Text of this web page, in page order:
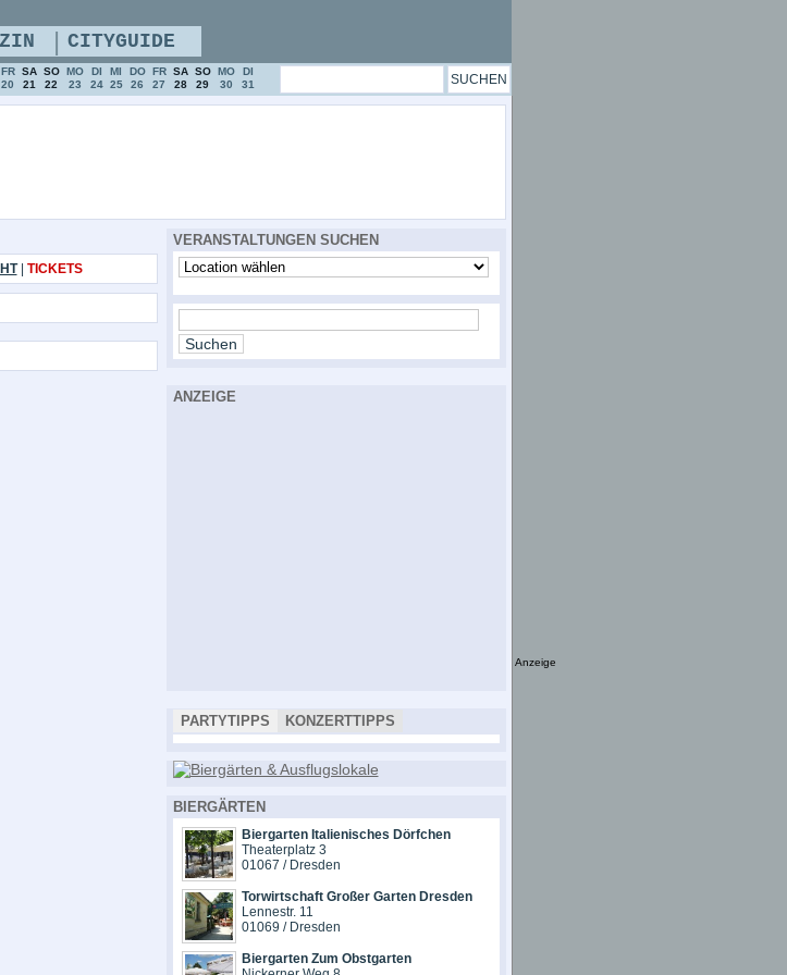
| TICKETS
VERANSTALTUNGEN SUCHEN
ANZEIGE
PARTYTIPPS KONZERTTIPPS
BIERGÄRTEN
Biergarten Italienisches Dörfchen
Theaterplatz 3
01067 / Dresden
Torwirtschaft Großer Garten Dresden
Lennestr. 11
01069 / Dresden
Biergarten Zum Obstgarten
| CITYGUIDE
FR
20
SA
21
SO
22
MO
23
DI
24
MI
25
DO
26
FR
27
SA
28
SO
29
MO
30
DI
31
Anzeige